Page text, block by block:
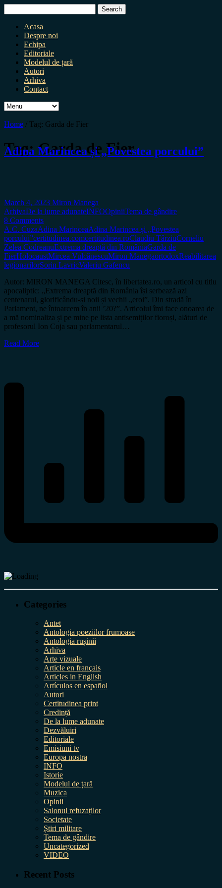
for:
Acasa
Despre noi
Echipa
Editoriale
Modelul de țară
Autori
Arhiva
Contact
Home / Tag: Garda de Fier
Tag:Garda de Fier
Adina Marincea și „Povestea porcului”
March 4, 2023 Miron Manega
ArhivaDe la lume adunateINFOOpiniiTema de gândire
8 Comments
A.C. CuzaAdina MarinceaAdina Marincea și „Povestea
porcului”certitudinea.comcertitudinea.roClaudiu TârziuCorneliu
Zelea CodreanuExtrema dreaptă din RomâniaGarda de
FierHolocaustMircea VulcănescuMiron ManegaortodoxReabilitarea
legionarilorSorin LavricValeriu Gafencu
Autor: MIRON MANEGA Citesc, în libertatea.ro, un articol cu titlu
apocaliptic: „Extrema dreaptă din România își serbează azi
centenarul, glorificându-și noii și vechii „eroi”. Din stradă în
Parlament, ne întoarcem în anii ’20?”. Articolul îmi face onoarea de
a mă nominaliza și pe mine pe lista antisemiților fioroși, alături de
profesorul Ion Coja sau parlamentarul…
Read More
Categories
Antet
Antologia poeziilor frumoase
Antologia rușinii
Arhiva
Arte vizuale
Article en français
Articles in English
Artículos en español
Autori
Certitudinea print
Credință
De la lume adunate
Dezvăluiri
Editoriale
Emisiuni tv
Europa nostra
INFO
Istorie
Modelul de țară
Muzica
Opinii
Salonul refuzaților
Societate
Știri militare
Tema de gândire
Uncategorized
VIDEO
Recent Posts